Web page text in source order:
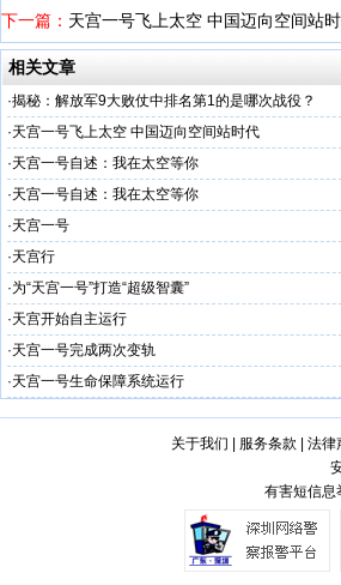
下一篇： 天宫一号飞上太空 中国迈向空间站
相关文章
·揭秘：解放军9大败仗中排名第1的是哪次战役？
·天宫一号飞上太空 中国迈向空间站时代
·天宫一号自述：我在太空等你
·天宫一号自述：我在太空等你
·天宫一号
·天宫行
·为“天宫一号”打造“超级智囊”
·天宫开始自主运行
·天宫一号完成两次变轨
·天宫一号生命保障系统运行
关于我们 服务条款 法律
有害短信息